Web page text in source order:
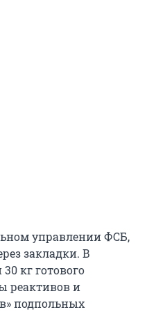
управлении ФСБ,
закладки. В
кг готового
реактивов и
подпольных